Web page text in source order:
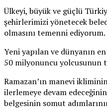
Ülkeyi, büyük ve güçlü
şehirlerimizi yönetecek
olmasını temenni
Yeni yapılan ve dünyanın
50 milyonuncu yolcusunun
Ramazan’ın manevi
ilerlemeye devam
belgesinin somut